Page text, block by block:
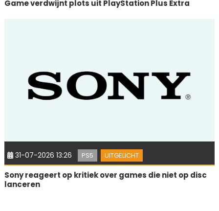
Game verdwijnt plots uit PlayStation Plus Extra
31-07-2026 13:26 PS5 UITGELICHT
Sony reageert op kritiek over games die niet op disc
lanceren